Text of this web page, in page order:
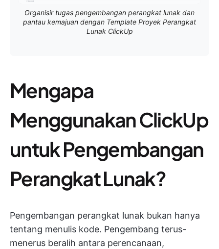
Organisir tugas pengembangan perangkat lunak dan
pantau kemajuan dengan Template Proyek Perangkat
Lunak ClickUp
Mengapa
Menggunakan ClickUp
untuk Pengembangan
Perangkat Lunak?
Pengembangan perangkat lunak bukan hanya
tentang menulis kode. Pengembang terus-
menerus beralih antara perencanaan,